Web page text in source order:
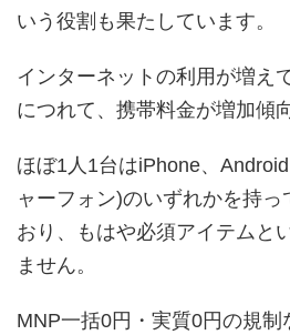
いう役割も果たしています。
インターネットの利用が増え
につれて、携帯料金が増加傾
ほぼ1人1台はiPhone、
ャーフォン)のいずれかを持っ
おり、もはや必須アイテムと
ません。
MNP一括0円・実質0円の規制